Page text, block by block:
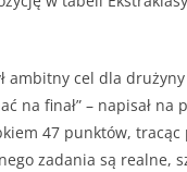
ambitny cel dla
na finał” – napisał
47 punktów,
zadania są realne,